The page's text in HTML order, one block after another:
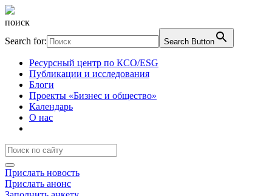
поиск
Search for:
Search Button
Ресурсный центр по КСО/ESG
Публикации и исследования
Блоги
Проекты «Бизнес и общество»
Календарь
О нас
Прислать новость
Прислать анонс